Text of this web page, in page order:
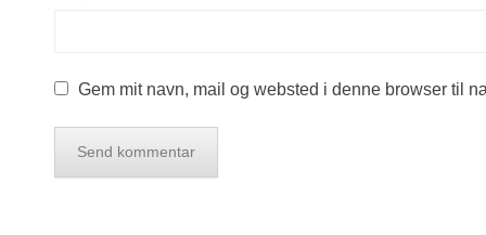
Gem mit navn, mail og websted i denne browser til